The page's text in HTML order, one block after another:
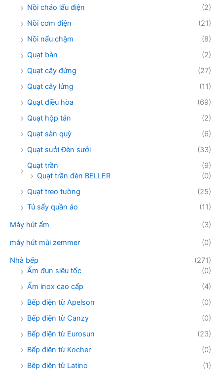
Nồi chảo lẩu điện
(2)
Nồi cơm điện
(21)
Nồi nấu chậm
(8)
Quạt bàn
(2)
Quạt cây đứng
(27)
Quạt cây lửng
(11)
Quạt điều hòa
(69)
Quạt hộp tản
(2)
Quạt sàn quỳ
(6)
Quạt sưởi Đèn sưởi
(33)
Quạt trần
(9)
Quạt trần đèn BELLER
(0)
Quạt treo tường
(25)
Tủ sấy quần áo
(11)
Máy hút ẩm
(3)
máy hút mùi zemmer
(0)
Nhà bếp
(271)
Ấm đun siêu tốc
(0)
Ấm inox cao cấp
(4)
Bếp điện từ Apelson
(0)
Bếp điện từ Canzy
(0)
Bếp điện từ Eurosun
(23)
Bếp điện từ Kocher
(0)
Bêp điện từ Latino
(1)